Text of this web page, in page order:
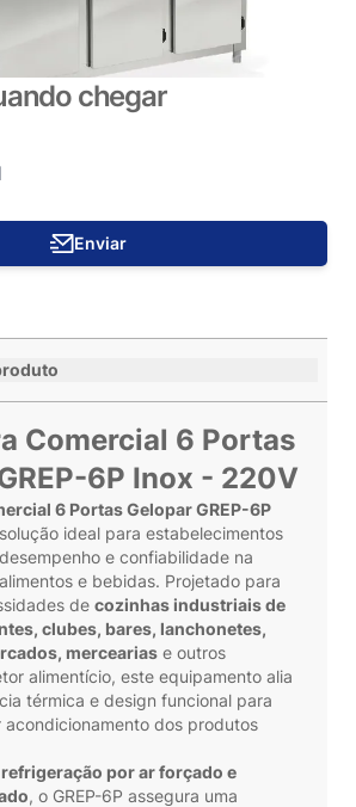
chegar
Enviar
Comercial 6 Portas
6P Inox - 220V
6 Portas Gelopar GREP-6P
ideal para estabelecimentos
e confiabilidade na
e bebidas. Projetado para
de cozinhas industriais de
clubes, bares, lanchonetes,
mercearias e outros
alimentício, este equipamento alia
térmica e design funcional para
acondicionamento dos produtos
por ar forçado e
, o GREP-6P assegura uma